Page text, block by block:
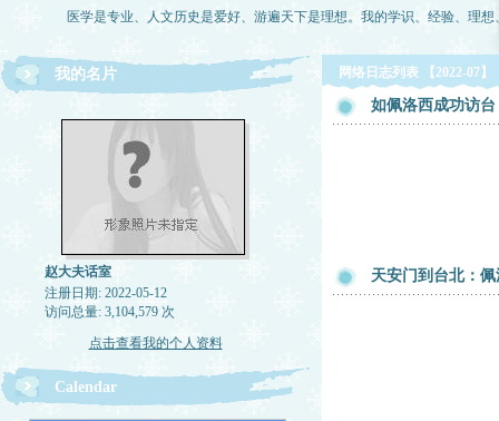
医学是专业、人文历史是爱好、游遍天下是理想。我的学识、经验、理
我的名片
赵大夫话室
注册日期: 2022-05-12
访问总量: 3,104,579 次
点击查看我的个人资料
Calendar
网络日志列表 【2022-07】
如佩洛西成功访
天安门到台北：